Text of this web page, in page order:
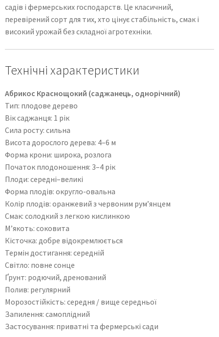
садів і фермерських господарств. Це класичний,
перевірений сорт для тих, хто цінує стабільність, смак і
високий урожай без складної агротехніки.
Технічні характеристики
Абрикос Краснощокий (саджанець, однорічний)
Тип: плодове дерево
Вік саджанця: 1 рік
Сила росту: сильна
Висота дорослого дерева: 4–6 м
Форма крони: широка, розлога
Початок плодоношення: 3–4 рік
Плоди: середні–великі
Форма плодів: округло-овальна
Колір плодів: оранжевий з червоним рум’янцем
Смак: солодкий з легкою кислинкою
М’якоть: соковита
Кісточка: добре відокремлюється
Термін достигання: середній
Світло: повне сонце
Ґрунт: родючий, дренований
Полив: регулярний
Морозостійкість: середня / вище середньої
Запилення: самоплідний
Застосування: приватні та фермерські сади